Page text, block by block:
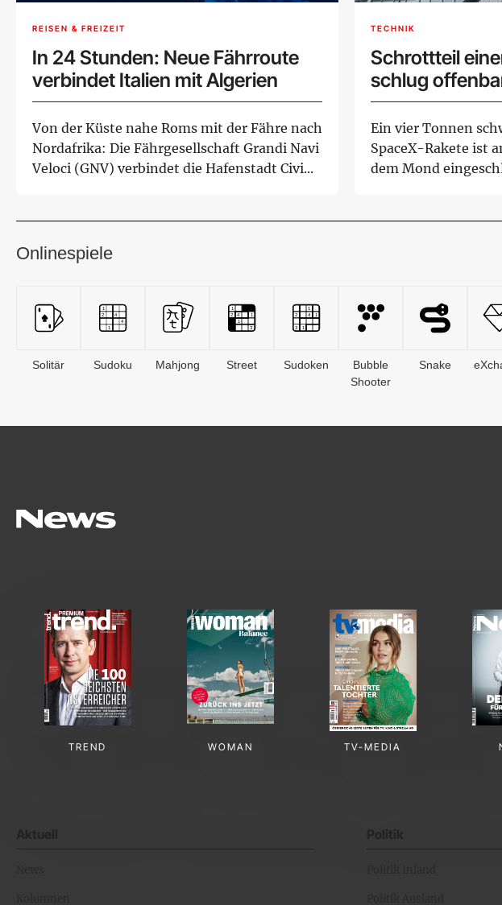
REISEN & FREIZEIT
In 24 Stunden: Neue Fährroute
verbindet Italien mit Algerien
Von der Küste nahe Roms mit der Fähre nach
Nordafrika: Die Fährgesellschaft Grandi Navi
Veloci (GNV) verbindet die Hafenstadt Civi...
TECHNIK
Schrottteil
schlug
ein
Ein vier Tonnen
SpaceX-Rakete ist
dem Mond
Onlinespiele
Solitär Sudoku Mahjong Street Sudoken
Bubble
Shooter
Snake
TREND WOMAN TV-MEDIA